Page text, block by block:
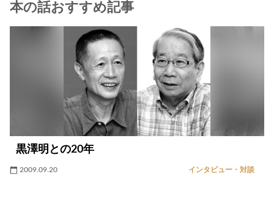
本の話おすすめ記事
黒澤明との20年
2009.09.20 インタビュー・対談